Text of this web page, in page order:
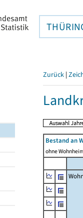
Zurück |
Bestand an
ohne